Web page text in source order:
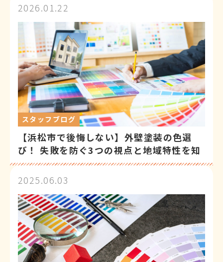
2026.01.22
スタッフブログ
【浜松市で後悔しない】外壁塗装の色選
び！ 失敗を防ぐ3つの視点と地域特性を知
るプロの診断
2025.06.03